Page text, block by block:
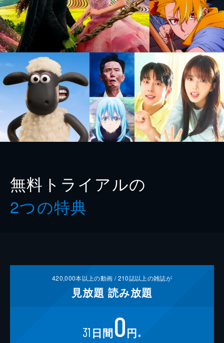
無料トライアルの
2つの特典
420,000本以上の動画 /210誌以上の雑誌が
見放題 読み放題
31 日間0円 ※